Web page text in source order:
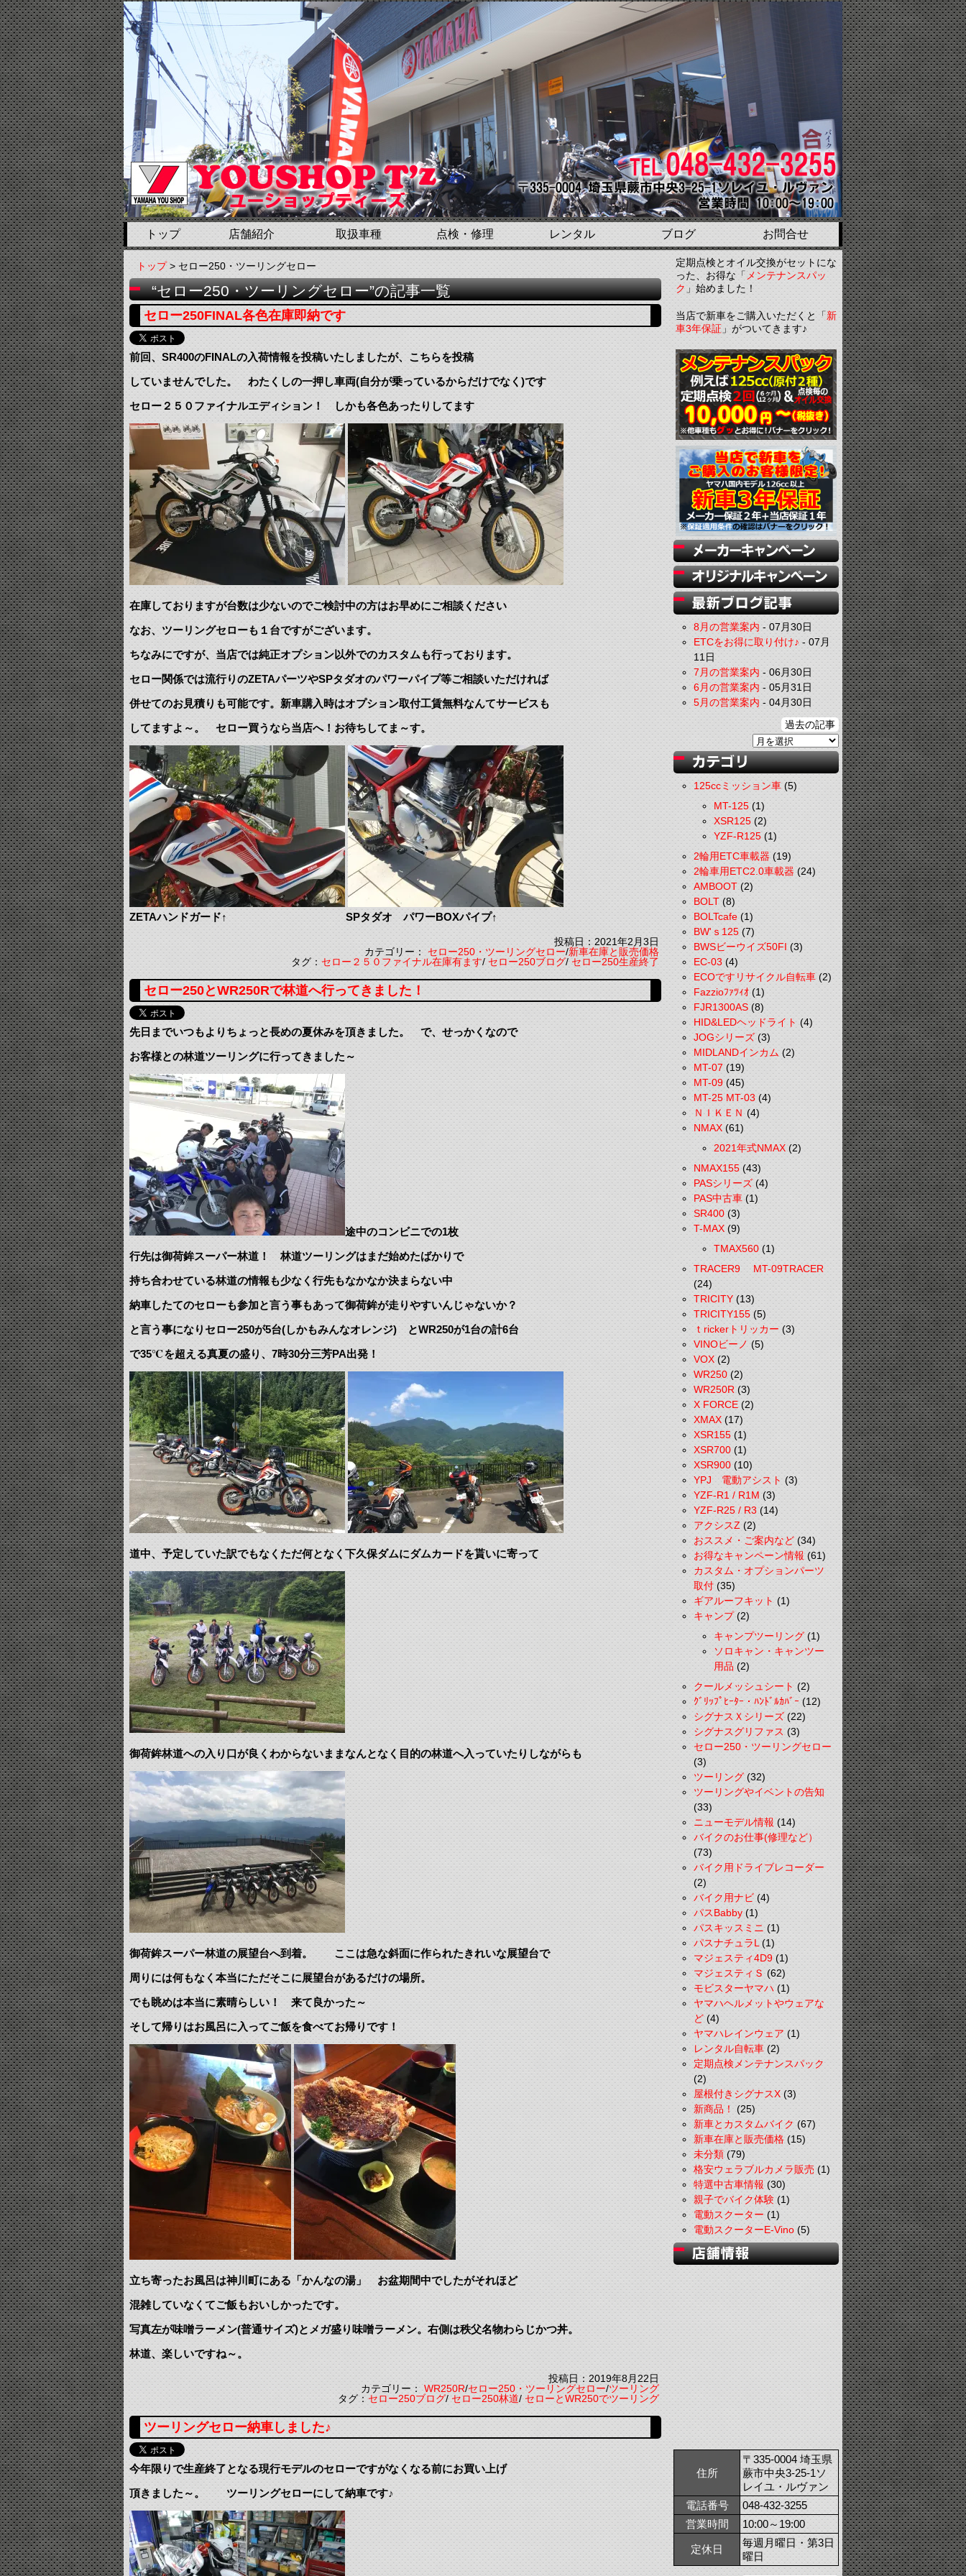
トップ 店舗紹介 取扱車種 点検・修理 レンタル ブログ お問合せ
トップ> セロー250・ツーリングセロー
“セロー250・ツーリングセロー”の記事一覧
セロー250FINAL各色在庫即納です
前回、SR400のFINALの入荷情報を投稿いたしましたが、こちらを投稿
していませんでした。 わたくしの一押し車両(自分が乗っているからだけでなく)です
セロー２５０ファイナルエディション！ しかも各色あったりしてます
在庫しておりますが台数は少ないのでご検討中の方はお早めにご相談ください
なお、ツーリングセローも１台ですがございます。
ちなみにですが、当店では純正オプション以外でのカスタムも行っております。
セロー関係では流行りのZETAパーツやSPタダオのパワーパイプ等ご相談いただければ
併せてのお見積りも可能です。新車購入時はオプション取付工賃無料なんてサービスも
してますよ～。 セロー買うなら当店へ！お待ちしてま～す。
ZETAハンドガード↑ SPタダオ パワーBOXパイプ↑
投稿日：2021年2月3日
カテゴリー：セロー250・ツーリングセロー/新車在庫と販売価格
タグ：セロー２５０ファイナル在庫有ます/セロー250ブログ/セロー250生産終了
セロー250とWR250Rで林道へ行ってきました！
先日までいつもよりちょっと長めの夏休みを頂きました。 で、せっかくなので
お客様との林道ツーリングに行ってきました～
途中のコンビニでの1枚
行先は御荷鉾スーパー林道！ 林道ツーリングはまだ始めたばかりで
持ち合わせている林道の情報も少なく行先もなかなか決まらない中
納車したてのセローも参加と言う事もあって御荷鉾が走りやすいんじゃないか？
と言う事になりセロー250が5台(しかもみんなオレンジ) とWR250が1台の計6台
で35℃を超える真夏の盛り、7時30分三芳PA出発！
道中、予定していた訳でもなくただ何となく下久保ダムにダムカードを貰いに寄って
御荷鉾林道への入り口が良くわからないままなんとなく目的の林道へ入っていたりしながらも
御荷鉾スーパー林道の展望台へ到着。 ここは急な斜面に作られたきれいな展望台で
周りには何もなく本当にただそこに展望台があるだけの場所。
でも眺めは本当に素晴らしい！ 来て良かった～
そして帰りはお風呂に入ってご飯を食べてお帰りです！
立ち寄ったお風呂は神川町にある「かんなの湯」 お盆期間中でしたがそれほど
混雑していなくてご飯もおいしかったです。
写真左が味噌ラーメン(普通サイズ)とメガ盛り味噌ラーメン。右側は秩父名物わらじかつ丼。
林道、楽しいですね～。
投稿日：2019年8月22日
カテゴリー：WR250R/セロー250・ツーリングセロー/ツーリング
タグ：セロー250ブログ/セロー250林道/セローとWR250でツーリング
ツーリングセロー納車しました♪
今年限りで生産終了となる現行モデルのセローですがなくなる前にお買い上げ
頂きました～。 ツーリングセローにして納車です♪
定期点検とオイル交換がセットにな
った、お得な「 メンテナンスパッ
ク」始めました！
当店で新車をご購入いただくと「新
車3年保証」がついてきます♪
8月の営業案内-07月30日
ETCをお得に取り付け♪-07月
11日
7月の営業案内-06月30日
6月の営業案内-05月31日
5月の営業案内-04月30日
過去の記事
125ccミッション車(5)
MT-125(1)
XSR125(2)
YZF-R125(1)
2輪用ETC車載器(19)
2輪車用ETC2.0車載器(24)
AMBOOT(2)
BOLT(8)
BOLTcafe(1)
BW'ｓ125(7)
BWSビーウイズ50FI(3)
EC-03(4)
ECOですリサイクル自転車(2)
Fazzioﾌｧﾂｨｵ(1)
FJR1300AS(8)
HID&LEDヘッドライト(4)
JOGシリーズ(3)
MIDLANDインカム(2)
MT-07(19)
MT-09 (45)
MT-25 MT-03(4)
ＮＩＫＥＮ(4)
NMAX(61)
2021年式NMAX(2)
NMAX155(43)
PASシリーズ(4)
PAS中古車(1)
SR400(3)
T-MAX(9)
TMAX560(1)
TRACER9 MT-09TRACER
(24)
TRICITY(13)
TRICITY155(5)
ｔrickerトリッカー(3)
VINOビーノ(5)
VOX(2)
WR250(2)
WR250R(3)
X FORCE(2)
XMAX(17)
XSR155(1)
XSR700(1)
XSR900(10)
YPJ 電動アシスト(3)
YZF-R1 / R1M(3)
YZF-R25 / R3(14)
アクシスZ(2)
おススメ・ご案内など(34)
お得なキャンペーン情報(61)
カスタム・オプションパーツ
取付(35)
ギアルーフキット(1)
キャンプ(2)
キャンプツーリング(1)
ソロキャン・キャンツー
用品(2)
クールメッシュシート(2)
ｸﾞﾘｯﾌﾟﾋｰﾀｰ・ﾊﾝﾄﾞﾙｶﾊﾞｰ(12)
シグナスＸシリーズ(22)
シグナスグリファス(3)
セロー250・ツーリングセロー
(3)
ツーリング(32)
ツーリングやイベントの告知
(33)
ニューモデル情報(14)
バイクのお仕事(修理など）
(73)
バイク用ドライブレコーダー
(2)
バイク用ナビ(4)
パスBabby(1)
パスキッスミニ(1)
パスナチュラL(1)
マジェスティ4D9(1)
マジェスティＳ(62)
モビスターヤマハ(1)
ヤマハヘルメットやウェアな
ど(4)
ヤマハレインウェア(1)
レンタル自転車(2)
定期点検メンテナンスパック
(2)
屋根付きシグナスX(3)
新商品！(25)
新車とカスタムバイク(67)
新車在庫と販売価格(15)
未分類(79)
格安ウェラブルカメラ販売(1)
特選中古車情報(30)
親子でバイク体験(1)
電動スクーター(1)
電動スクーターE-Vino(5)
住所
〒335-0004 埼玉県
蕨市中央3-25-1ソ
レイユ・ルヴァン
電話番号
048-432-3255
営業時間
10:00～19:00
定休日
毎週月曜日・第3日
曜日